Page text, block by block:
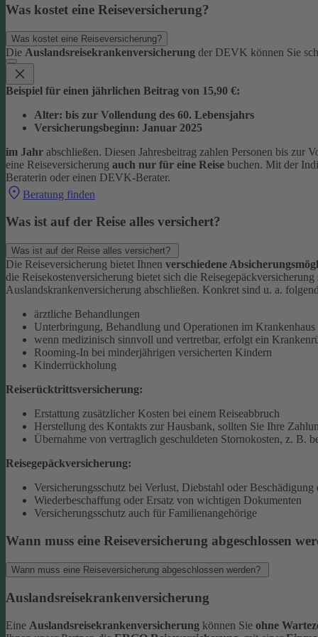
Was kostet eine Reiseversicherung?
Was kostet eine Reiseversicherung?
Die Auslandsreisekrankenversicherung der DEVK können Sie
Beispiel für einen jährlichen Beitrag von 15,90 €:
Alter: bis zur Vollendung des 60. Lebensjahrs
Versicherungsbeginn: Januar 2025
im Jahr abschließen. Diesen Jahresbeitrag zahlen Personen bis zur
eine Reiseversicherung auch nur für eine Reise buchen. Mit der
Beraterin oder einen DEVK-Berater.
Beratung finden
Was ist auf der Reise alles versichert?
Was ist auf der Reise alles versichert?
Die Reiseversicherung bietet Ihnen verschiedene
die Reisekostenversicherung bietet sich die
Auslandskrankenversicherung abschließen. Konkret sind u. a.
ärztliche Behandlungen
Unterbringung, Behandlung und Operationen im
wenn medizinisch sinnvoll und vertretbar, erfolgt ein
Rooming-In bei minderjährigen versicherten Kindern
Kinderrückholung
Reiserücktrittsversicherung:
Erstattung zusätzlicher Kosten bei einem Reiseabbruch
Herstellung des Kontakts zur Hausbank, sollten Sie Ihre
Übernahme von vertraglich geschuldeten Stornokosten, z. B.
Reisegepäckversicherung:
Versicherungsschutz bei Verlust, Diebstahl oder Beschädigung
Wiederbeschaffung oder Ersatz von wichtigen Dokumenten
Versicherungsschutz auch für Familienangehörige
Wann muss eine Reiseversicherung abgeschlossen
Wann muss eine Reiseversicherung abgeschlossen werden?
Auslandsreisekrankenversicherung
Eine Auslandsreisekrankenversicherung können Sie ohne